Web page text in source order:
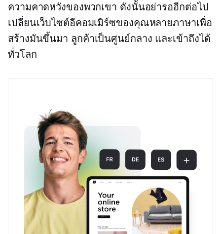
ความคาดหวังของพวกเขา ดังนั้นอย่ารออีกต่อไป
เปลี่ยนเว็บไซต์อีคอมเมิร์ซของคุณหลายภาษาเพื่อ
สร้างมันขึ้นมา ลูกค้าเป็นศูนย์กลาง และเข้าถึงได้
ทั่วโลก